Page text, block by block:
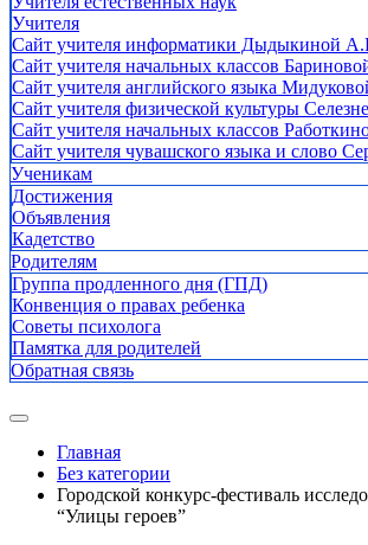
Учителя
Cайт учителя информатики Дыдыкиной
Сайт учителя начальных классов
Сайт учителя английского языка
Сайт учителя физической культуры
Сайт учителя начальных классов
Сайт учителя чувашского языка и слово
Ученикам
Достижения
Объявления
Кадетство
Родителям
Группа продленного дня (ГПД)
Конвенция о правах ребенка
Советы психолога
Памятка для родителей
Обратная связь
Главная
Без категории
Городской конкурс-фестиваль
“Улицы героев”